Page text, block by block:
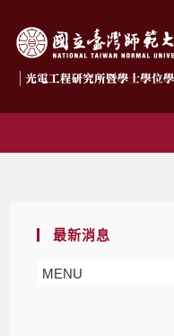
最新消息
MENU